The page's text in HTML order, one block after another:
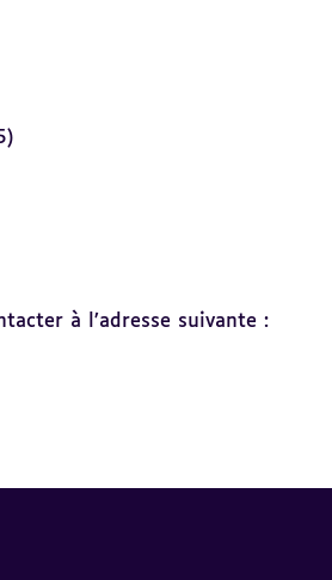
à l’adresse suivante :